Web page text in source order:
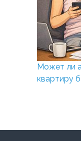
Может ли
квартиру